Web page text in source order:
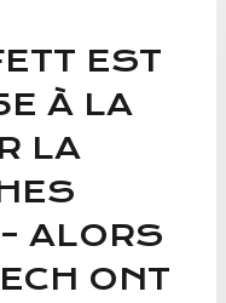
EST
À LA
LA
ALORS
ONT